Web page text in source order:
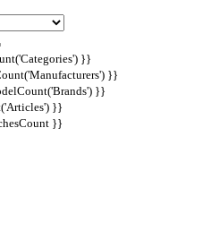
}}
}}
}}
}}
}}